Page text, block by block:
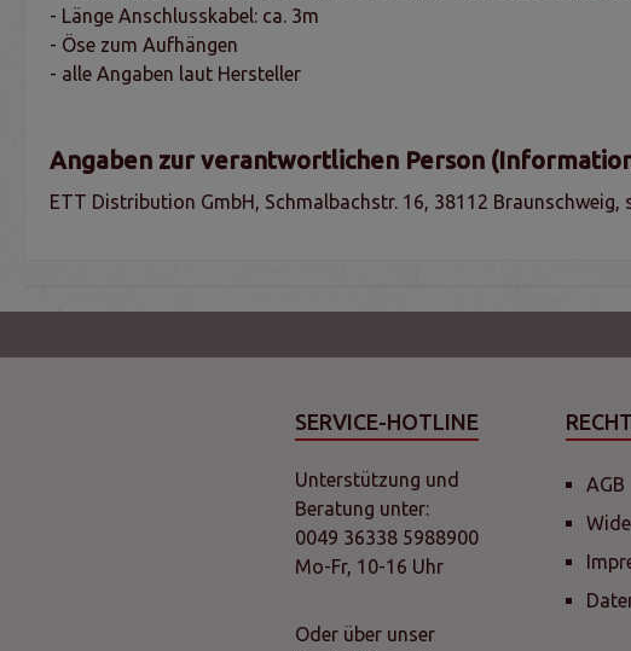
- Länge Anschlusskabel: ca. 3m
- Öse zum Aufhängen
- alle Angaben laut Hersteller
Angaben zur verantwortlichen Person
ETT Distribution GmbH, Schmalbachstr. 16, 38112 Braunschweig,
SERVICE-HOTLINE
Unterstützung und
Beratung unter:
0049 36338 5988900
Mo-Fr, 10-16 Uhr
Oder über unser
AGB